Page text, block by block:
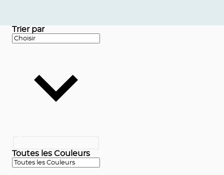
Trier par
Toutes les Couleurs